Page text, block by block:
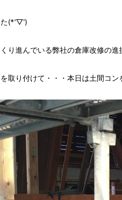
た(*'▽')
り進んでいる弊社の倉庫改修の進
取り付けて・・・本日は土間コ